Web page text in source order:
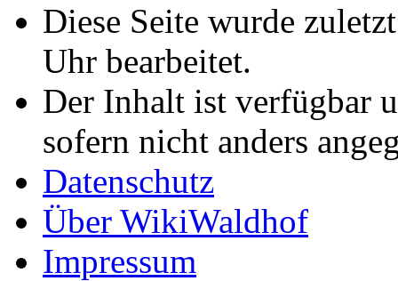
Diese Seite wurde
Uhr bearbeitet.
Der Inhalt ist verfügbar
sofern nicht anders
Datenschutz
Über WikiWaldhof
Impressum